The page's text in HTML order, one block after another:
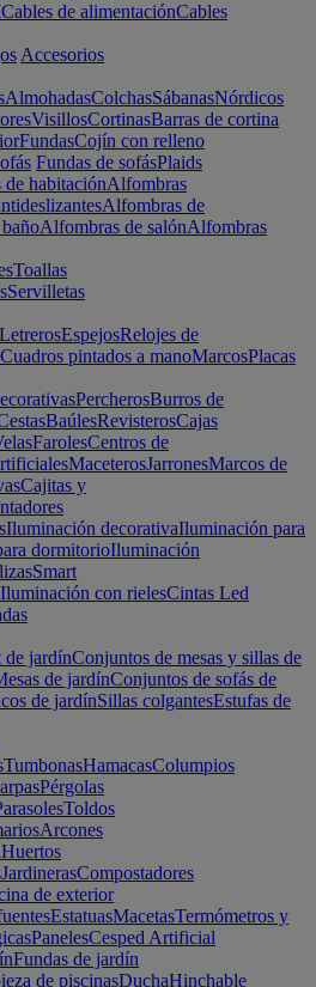
Cables de alimentaciónCables
Accesorios
AlmohadasColchasSábanasNórdicos
VisillosCortinasBarras de cortina
FundasCojín con relleno
Fundas de sofásPlaids
habitaciónAlfombras
Alfombras de
Alfombras de salónAlfombras
Toallas
Servilletas
LetrerosEspejosRelojes de
Cuadros pintados a manoMarcosPlacas
PercherosBurros de
BaúlesRevisterosCajas
FarolesCentros de
MaceterosJarronesMarcos de
Cajitas y
Iluminación decorativaIluminación para
dormitorioIluminación
Smart
Iluminación con rielesCintas Led
de jardínConjuntos de mesas y sillas de
de jardínConjuntos de sofás de
de jardínSillas colgantesEstufas de
TumbonasHamacasColumpios
Pérgolas
Toldos
Arcones
Huertos
JardinerasCompostadores
de exterior
EstatuasMacetasTermómetros y
PanelesCesped Artificial
Fundas de jardín
de piscinasDuchaHinchable